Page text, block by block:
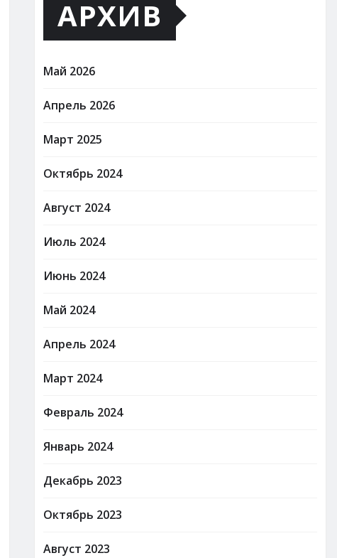
АРХИВ
Май 2026
Апрель 2026
Март 2025
Октябрь 2024
Август 2024
Июль 2024
Июнь 2024
Май 2024
Апрель 2024
Март 2024
Февраль 2024
Январь 2024
Декабрь 2023
Октябрь 2023
Август 2023